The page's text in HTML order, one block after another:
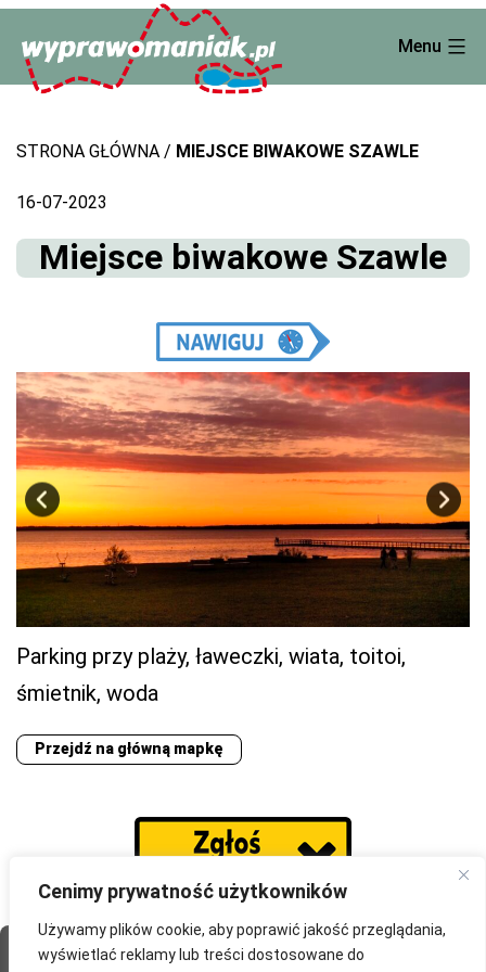
Cenimy prywatność użytkowników
Używamy plików cookie, aby poprawić jakość przeglądania,
wyświetlać reklamy lub treści dostosowane do
content
Menu
STRONA GŁÓWNA MIEJSCE BIWAKOWE SZAWLE
16-07-2023
Miejsce biwakowe Szawle
Parking przy plaży, ławeczki, wiata, toitoi,
śmietnik, woda
Przejdź na główną mapkę
Strona Główna O portalu Współpraca